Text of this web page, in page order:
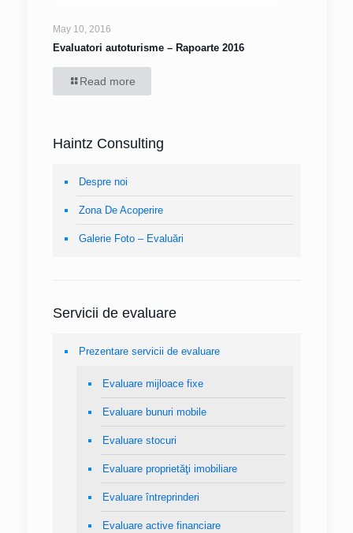
May 10, 2016
Evaluatori autoturisme – Rapoarte 2016
Read more
Haintz Consulting
Despre noi
Zona De Acoperire
Galerie Foto – Evaluări
Servicii de evaluare
Prezentare servicii de evaluare
Evaluare mijloace fixe
Evaluare bunuri mobile
Evaluare stocuri
Evaluare proprietăţi imobiliare
Evaluare întreprinderi
Evaluare active financiare